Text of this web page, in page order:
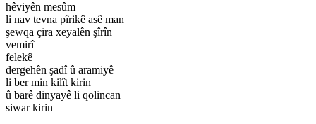
hêviyên mesûm
li nav tevna pîrikê asê man
şewqa çira xeyalên şîrîn
vemirî
felekê
dergehên şadî û aramiyê
li ber min kilît kirin
û barê dinyayê li qolincan
siwar kirin